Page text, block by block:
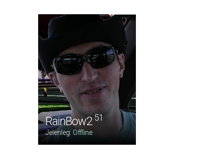
RainBow251
Jelenleg: Offline